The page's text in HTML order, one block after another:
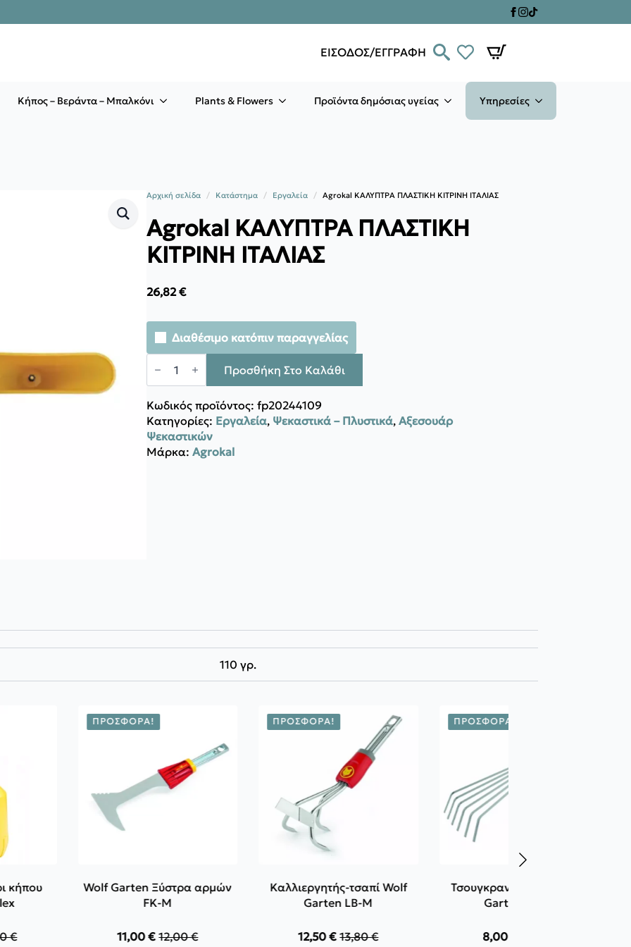
ΕΙΣΟΔΟΣ/ΕΓΓΡΑΦΗ
Κήπος – Βεράντα – Μπαλκόνι Plants & Flowers Προϊόντα δημόσιας υγείας Υπηρεσίες
Αρχική σελίδα Κατάστημα Εργαλεία Agrokal KAΛΥΠΤΡΑ ΠΛΑΣΤΙΚΗ ΚΙΤΡΙΝΗ ΙΤΑΛΙΑΣ
Agrokal KAΛΥΠΤΡΑ ΠΛΑΣΤΙΚΗ
ΚΙΤΡΙΝΗ ΙΤΑΛΙΑΣ
26,82€
Διαθέσιμο κατόπιν παραγγελίας
Agrokal
KAΛΥΠΤΡΑ
ΙΤΑΛΙΑΣ
ποσότητα
Προσθήκη Στο Καλάθι
Κωδικός προϊόντος: fp20244109
Κατηγορίες: Εργαλεία, Ψεκαστικά – Πλυστικά, Αξεσουάρ
Ψεκαστικών
Μάρκα: Agrokal
110 γρ.
κήπου
€
ΠΡΟΣΦΟΡΆ!
Wolf Garten Ξύστρα αρμών
FK-M
12,00€
Original
11,00€ Η
ΠΡΟΣΦΟΡΆ!
Καλλιεργητής-τσαπί Wolf
Garten LB-M
13,80€
Original
12,50€ Η
ΠΡΟΣΦΟΡΆ!
Τσουγκρανόσκουπα Wolf
Garten LD-M
8,00